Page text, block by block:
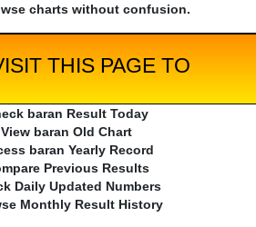
charts without confusion.
THIS PAGE TO
baran Result Today
View baran Old Chart
baran Yearly Record
Previous Results
Daily Updated Numbers
Monthly Result History